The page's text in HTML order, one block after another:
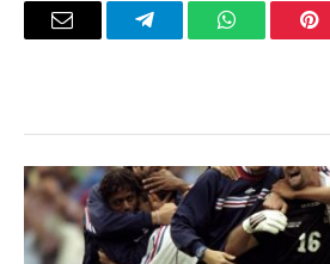
بينتيريستواتساب تيلقرام
البريد